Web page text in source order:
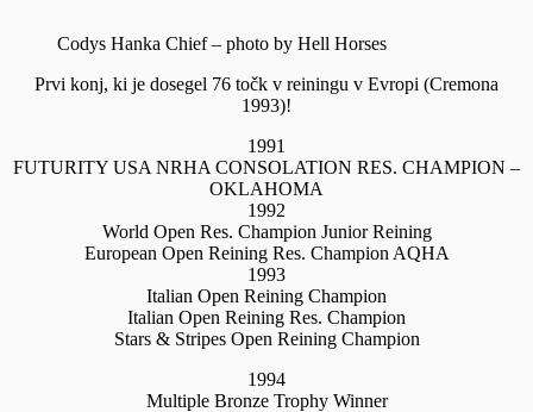
Codys Hanka Chief – photo by Hell Horses
Prvi konj, ki je dosegel 76 točk v reiningu v Evropi (Cremona
1993)!
1991
FUTURITY USA NRHA CONSOLATION RES. CHAMPION –
OKLAHOMA
1992
World Open Res. Champion Junior Reining
European Open Reining Res. Champion AQHA
1993
Italian Open Reining Champion
Italian Open Reining Res. Champion
Stars & Stripes Open Reining Champion
1994
Multiple Bronze Trophy Winner